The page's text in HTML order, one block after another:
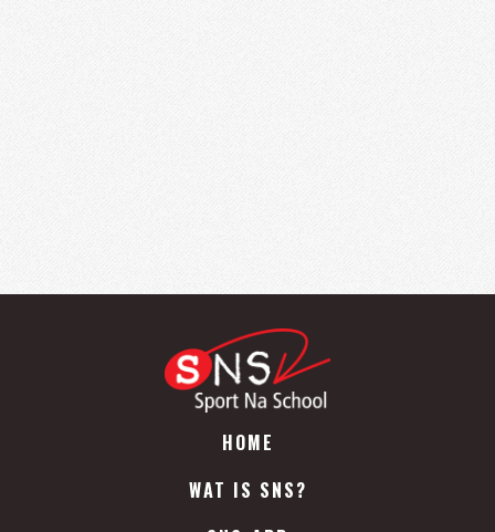
HOME
WAT IS SNS?